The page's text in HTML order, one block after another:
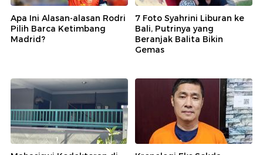
Apa Ini Alasan-alasan Rodri
Pilih Barca Ketimbang
Madrid?
7 Foto Syahrini Liburan ke
Bali, Putrinya yang
Beranjak Balita Bikin
Gemas